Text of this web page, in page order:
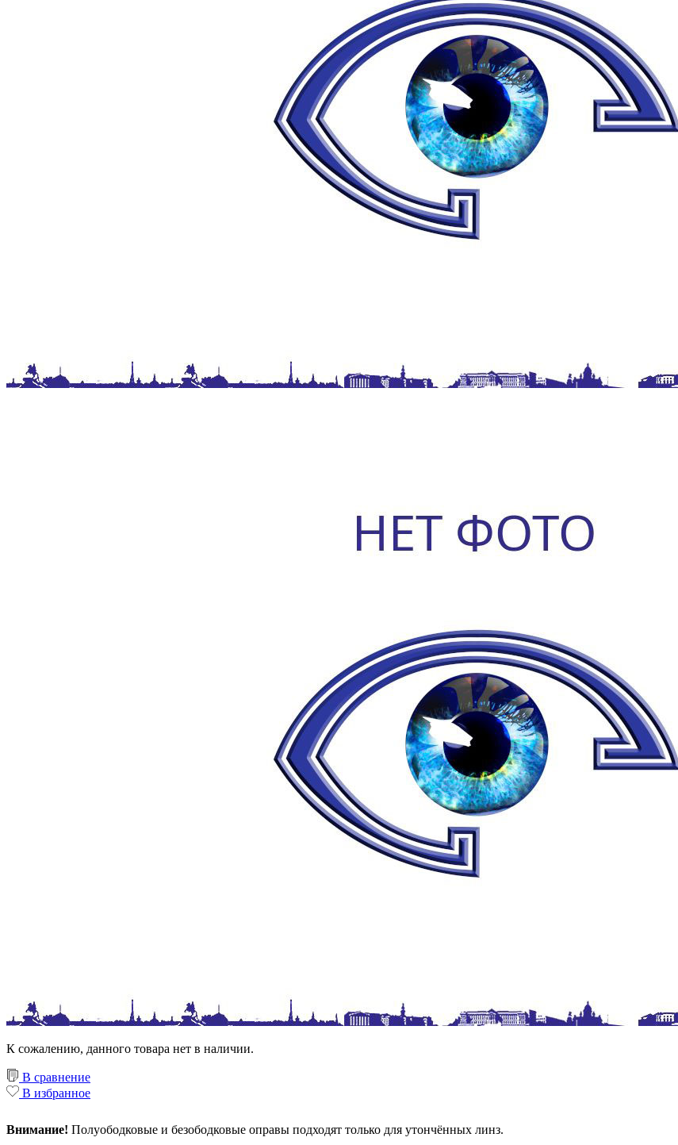
К сожалению, данного товара нет в наличии.
В сравнение
В избранное
Внимание! Полуободковые и безободковые оправы подходят только для утончённых линз.